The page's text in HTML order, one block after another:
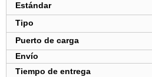
Estándar
Tipo
Puerto de carga
Envío
Tiempo de entrega